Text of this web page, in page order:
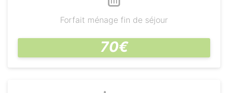
Forfait ménage fin de séjour
70€